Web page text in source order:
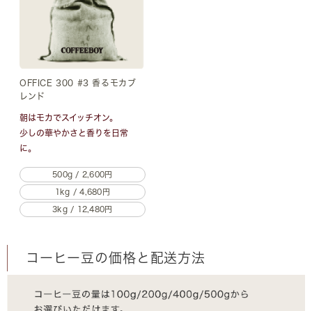
OFFICE 300 #3 香るモカブ
レンド
朝はモカでスイッチオン。
少しの華やかさと香りを日常
に。
500g / 2,600円
1kg / 4,680円
3kg / 12,480円
コーヒー豆の価格と配送方法